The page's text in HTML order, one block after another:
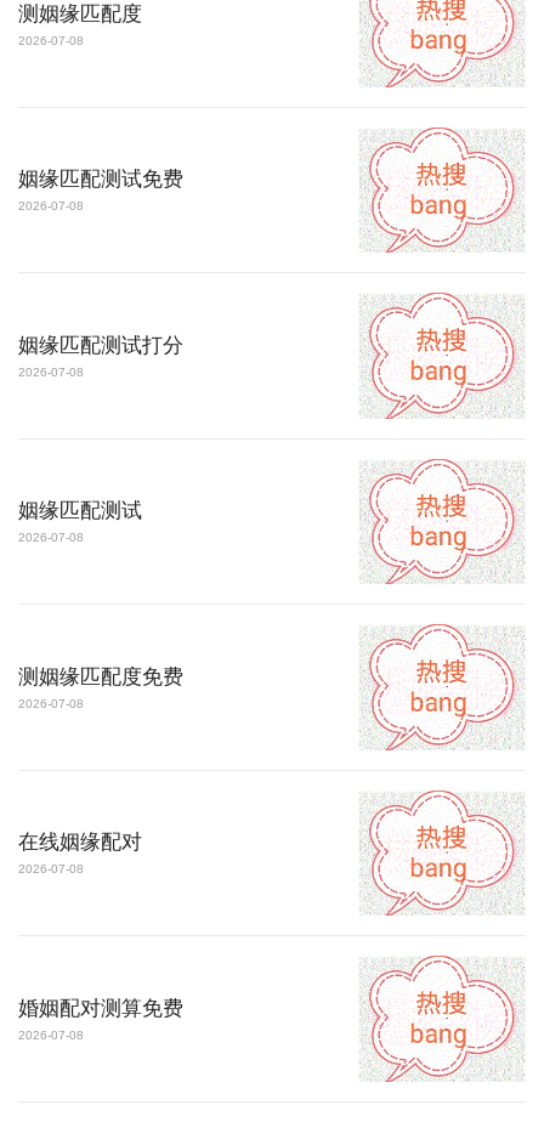
测姻缘匹配度
2026-07-08
姻缘匹配测试免费
2026-07-08
姻缘匹配测试打分
2026-07-08
姻缘匹配测试
2026-07-08
测姻缘匹配度免费
2026-07-08
在线姻缘配对
2026-07-08
婚姻配对测算免费
2026-07-08